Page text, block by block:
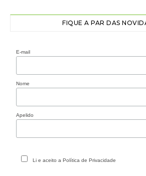
FIQUE A PAR DAS
E-mail
Nome
Apelido
Li e aceito a Política de Privacidade